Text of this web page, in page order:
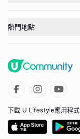
熱門地點
下載 U Lifestyle應用程式